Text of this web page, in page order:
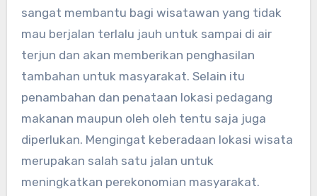
sangat membantu bagi wisatawan yang tidak
mau berjalan terlalu jauh untuk sampai di air
terjun dan akan memberikan penghasilan
tambahan untuk masyarakat. Selain itu
penambahan dan penataan lokasi pedagang
makanan maupun oleh oleh tentu saja juga
diperlukan. Mengingat keberadaan lokasi wisata
merupakan salah satu jalan untuk
meningkatkan perekonomian masyarakat.